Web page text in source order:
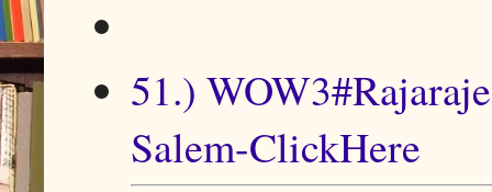
51.)
Salem-ClickHere